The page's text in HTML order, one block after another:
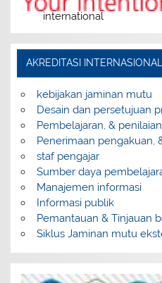
international
AKREDITASI INTERNASIONAL
kebijakan jaminan mutu
Desain dan persetujuan
Pembelajaran, &
Penerimaan pengakuan,
staf pengajar
Sumber daya
Manajemen informasi
Informasi publik
Pemantauan & Tinjauan
Siklus Jaminan mutu